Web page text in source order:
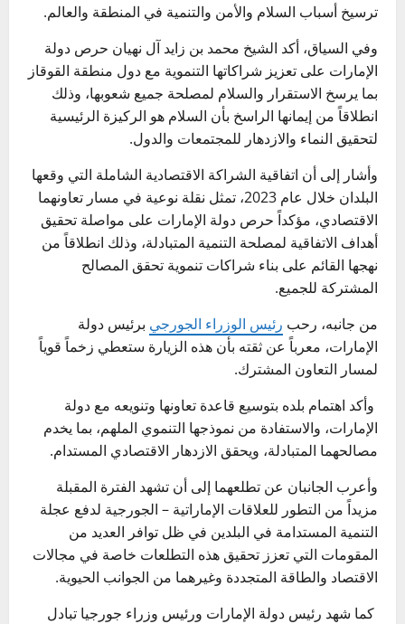
ترسيخ أسباب السلام والأمن والتنمية في المنطقة والعالم.
وفي السياق، أكد الشيخ محمد بن زايد آل نهيان حرص دولة
الإمارات على تعزيز شراكاتها التنموية مع دول منطقة القوقاز
بما يرسخ الاستقرار والسلام لمصلحة جميع شعوبها، وذلك
انطلاقاً من إيمانها الراسخ بأن السلام هو الركيزة الرئيسية
لتحقيق النماء والازدهار للمجتمعات والدول.
وأشار إلى أن اتفاقية الشراكة الاقتصادية الشاملة التي وقعها
البلدان خلال عام 2023، تمثل نقلة نوعية في مسار تعاونهما
الاقتصادي، مؤكداً حرص دولة الإمارات على مواصلة تحقيق
أهداف الاتفاقية لمصلحة التنمية المتبادلة، وذلك انطلاقاً من
نهجها القائم على بناء شراكات تنموية تحقق المصالح
المشتركة للجميع.
من جانبه، رحب رئيس الوزراء الجورجي برئيس دولة
الإمارات، معرباً عن ثقته بأن هذه الزيارة ستعطي زخماً قوياً
لمسار التعاون المشترك.
وأكد اهتمام بلده بتوسيع قاعدة تعاونها وتنويعه مع دولة
الإمارات، والاستفادة من نموذجها التنموي الملهم، بما يخدم
مصالحهما المتبادلة، ويحقق الازدهار الاقتصادي المستدام.
وأعرب الجانبان عن تطلعهما إلى أن تشهد الفترة المقبلة
مزيداً من التطور للعلاقات الإماراتية – الجورجية لدفع عجلة
التنمية المستدامة في البلدين في ظل توافر العديد من
المقومات التي تعزز تحقيق هذه التطلعات خاصة في مجالات
الاقتصاد والطاقة المتجددة وغيرهما من الجوانب الحيوية.
كما شهد رئيس دولة الإمارات ورئيس وزراء جورجيا تبادل